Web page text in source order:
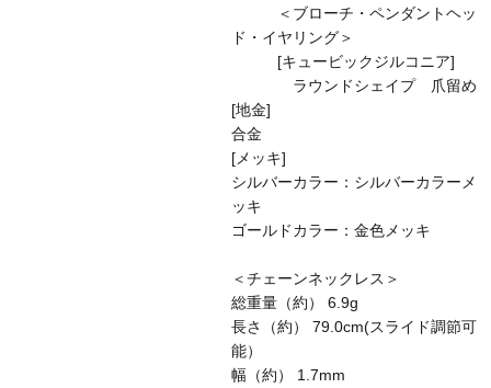
＜ブローチ・ペンダントヘッ
ド・イヤリング＞
[キュービックジルコニア]
ラウンドシェイプ 爪留め
[地金]
合金
[メッキ]
シルバーカラー：シルバーカラーメ
ッキ
ゴールドカラー：金色メッキ
＜チェーンネックレス＞
総重量（約） 6.9g
長さ（約） 79.0cm(スライド調節可
能）
幅（約） 1.7mm